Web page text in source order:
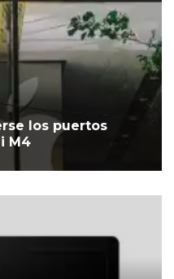
los puertos
M4